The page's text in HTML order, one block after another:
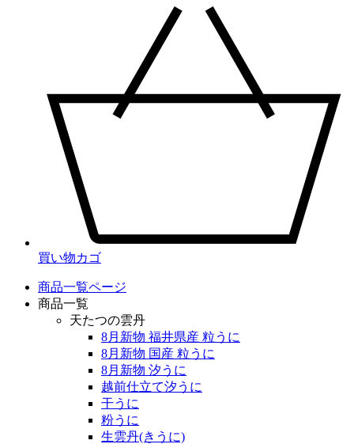
買い物カゴ
商品一覧ページ
商品一覧
天たつの雲丹
8月新物 福井県産 粒うに
8月新物 国産 粒うに
8月新物 汐うに
越前仕立て汐うに
干うに
粉うに
生雲丹(きうに)